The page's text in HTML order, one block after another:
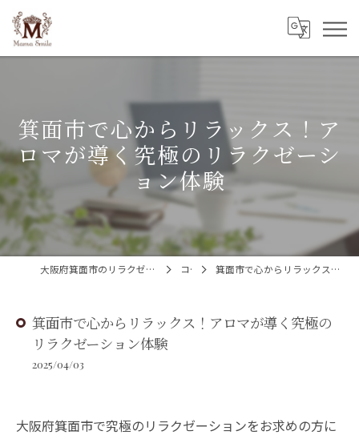
箕面市で心からリラックス！ア
ロマが導く究極のリラクゼーシ
ョン体験
大阪府箕面市のリラクゼーションならMama Smile(ママスマイル) コラム 箕面市で心からリラックス！アロマが導く究極のリラクゼーション体験
箕面市で心からリラックス！アロマが導く究極の
リラクゼーション体験
2025/04/03
大阪府箕面市で究極のリラクゼーションをお求めの方に